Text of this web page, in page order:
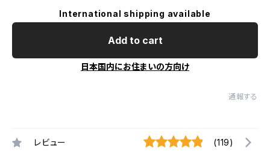
International shipping available
Add to cart
日本国内にお住まいの方向け
通報する
レビュー (119)